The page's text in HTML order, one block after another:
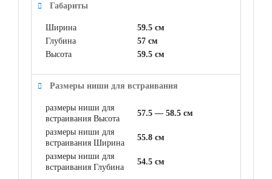
Габариты
Ширина
59.5 см
Глубина
57 см
Высота
59.5 см
Размеры ниши для встраивания
размеры ниши для
встраивания Высота
57.5 — 58.5 см
размеры ниши для
встраивания Ширина
55.8 см
размеры ниши для
встраивания Глубина
54.5 см